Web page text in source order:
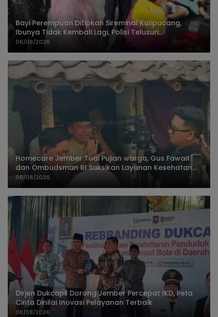
Bayi Perempuan Ditipkan Sireminal Kalipucang,
Ibunya Tidak Kembali Lagi, Polisi Telusuri
Keberadaan Orang Tua
06/08/2026
Homecare Jember Tuai Pujian warga, Gus Fawait
dan Ombudsman RI Saksikan Layanan Kesehatan
Rumah Pasien
06/08/2026
Dirjen Dukcapil Dorong Jember Percepat IKD, Peta
Cinta Dinilai Inovasi Pelayanan Terbaik
06/08/2026